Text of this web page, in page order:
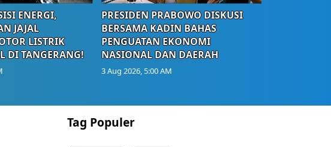
ENERGI,
JAJAL
LISTRIK
DI TANGERANG!
PRESIDEN PRABOWO DISKUSI
BERSAMA KADIN BAHAS
PENGUATAN EKONOMI
NASIONAL DAN DAERAH
3 Aug 2026, 5:00 AM
Tag Populer